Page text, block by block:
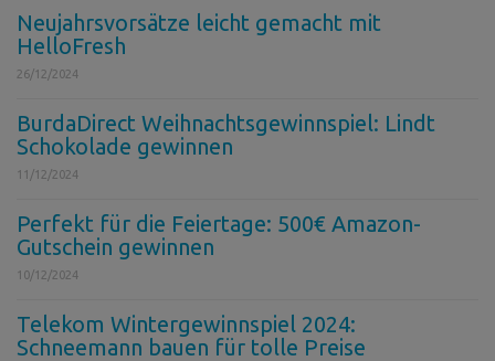
Neujahrsvorsätze leicht gemacht mit
HelloFresh
26/12/2024
BurdaDirect Weihnachtsgewinnspiel: Lindt
Schokolade gewinnen
11/12/2024
Perfekt für die Feiertage: 500€ Amazon-
Gutschein gewinnen
10/12/2024
Telekom Wintergewinnspiel 2024:
Schneemann bauen für tolle Preise